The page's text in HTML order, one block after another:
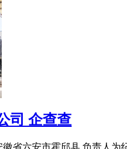
司 企查查
省六安市霍邱县,负责人